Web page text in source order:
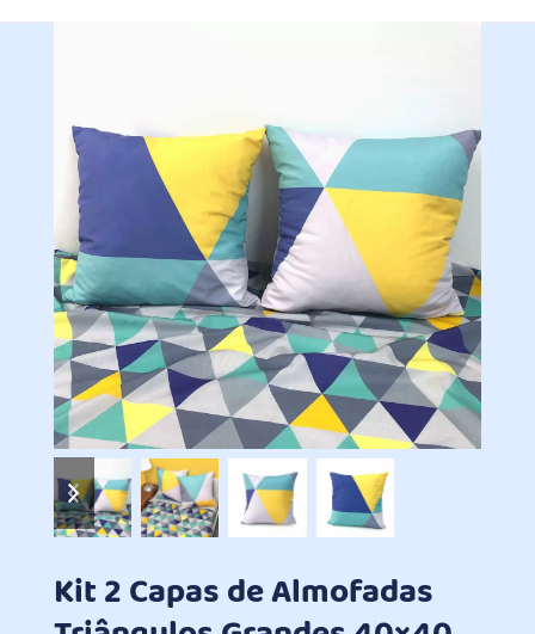
previous
slide
next
slide
Kit 2 Capas de Almofadas